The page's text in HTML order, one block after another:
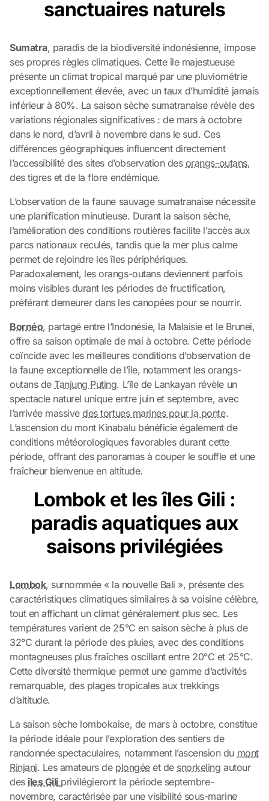
sanctuaires naturels
Sumatra, paradis de la biodiversité indonésienne, impose
ses propres règles climatiques. Cette île majestueuse
présente un climat tropical marqué par une pluviométrie
exceptionnellement élevée, avec un taux d’humidité jamais
inférieur à 80%. La saison sèche sumatranaise révèle des
variations régionales significatives : de mars à octobre
dans le nord, d’avril à novembre dans le sud. Ces
différences géographiques influencent directement
l’accessibilité des sites d’observation des orangs-outans,
des tigres et de la flore endémique.
L’observation de la faune sauvage sumatranaise nécessite
une planification minutieuse. Durant la saison sèche,
l’amélioration des conditions routières facilite l’accès aux
parcs nationaux reculés, tandis que la mer plus calme
permet de rejoindre les îles périphériques.
Paradoxalement, les orangs-outans deviennent parfois
moins visibles durant les périodes de fructification,
préférant demeurer dans les canopées pour se nourrir.
Bornéo, partagé entre l’Indonésie, la Malaisie et le Brunei,
offre sa saison optimale de mai à octobre. Cette période
coïncide avec les meilleures conditions d’observation de
la faune exceptionnelle de l’île, notamment les orangs-
outans deTanjung Puting. L’île de Lankayan révèle un
spectacle naturel unique entre juin et septembre, avec
l’arrivée massivedes tortues marines pour la ponte.
L’ascension du mont Kinabalu bénéficie également de
conditions météorologiques favorables durant cette
période, offrant des panoramas à couper le souffle et une
fraîcheur bienvenue en altitude.
Lombok et les îles Gili :
paradis aquatiques aux
saisons privilégiées
Lombok, surnommée « la nouvelle Bali », présente des
caractéristiques climatiques similaires à sa voisine célèbre,
tout en affichant un climat généralement plus sec. Les
températures varient de 25°C en saison sèche à plus de
32°C durant la période des pluies, avec des conditions
montagneuses plus fraîches oscillant entre 20°C et 25°C.
Cette diversité thermique permet une gamme d’activités
remarquable, des plages tropicales aux trekkings
d’altitude.
La saison sèche lombokaise, de mars à octobre, constitue
la période idéale pour l’exploration des sentiers de
randonnée spectaculaires, notamment l’ascension du mont
Rinjani. Les amateurs de plongéeet de snorkeling autour
desîles Gili privilégieront la période septembre-
novembre, caractérisée par une visibilité sous-marine